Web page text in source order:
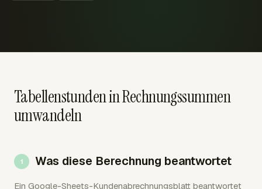
Tabellenstunden in Rechnungssummen
umwandeln
Was diese Berechnung beantwortet
Ein Google-Sheets-Kundenabrechnungsblatt beantwortet